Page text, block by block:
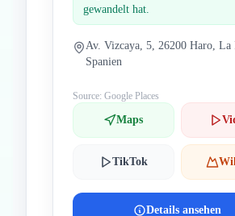
gewandelt hat.
Av. Vizcaya, 5, 26200 Haro, La
Spanien
Source: Google Places
Maps
TikTok
Details ansehen